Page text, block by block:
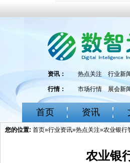
资讯： 热点关注 行业新
行情： 市场行情 展会新
首页 资讯
您的位置: 首页»行业资讯»热点关注»农业银行
农业银